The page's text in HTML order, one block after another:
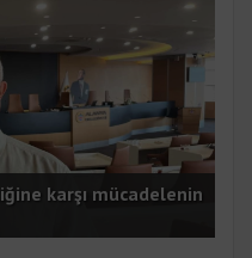
karşı mücadelenin